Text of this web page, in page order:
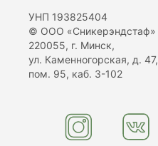
УНП 193825404
© ООО «Сникерэндстаф»
220055, г. Минск,
ул. Каменногорская, д. 47,
пом. 95, каб. 3-102